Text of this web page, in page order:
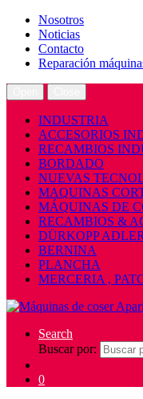
Nosotros
Noticias
Contacto
Reparación
INDUSTRIA
ACCESORIOS
RECAMBIOS
BORDADO
NUEVAS
MAQUINAS
MÁQUINAS DE
RECAMBIOS &
DÜRKOPP ADLER
BERNINA
PLANCHA
MERCERIA ,
Search
Buscar por:
0